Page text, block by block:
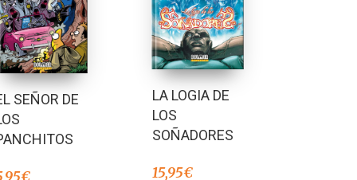
SEÑOR DE
LA LOGIA DE
LOS
SOÑADORES
15,95€